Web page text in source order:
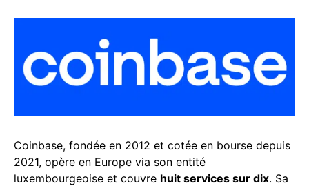
Coinbase, fondée en 2012 et cotée en bourse depuis
2021, opère en Europe via son entité
luxembourgeoise et couvre huit services sur dix. Sa